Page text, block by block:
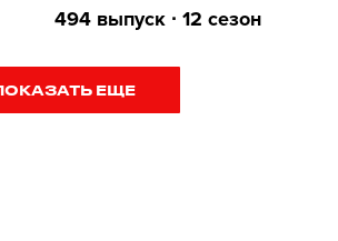
494 выпуск ∙ 12 сезон
ЕЩЕ